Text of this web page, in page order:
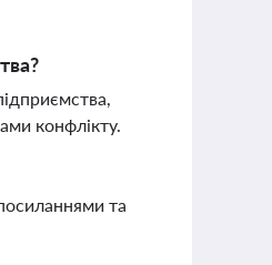
конфлікту.
та